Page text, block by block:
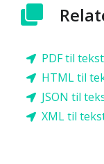
PDF til tekst
HTML til
JSON til
XML til